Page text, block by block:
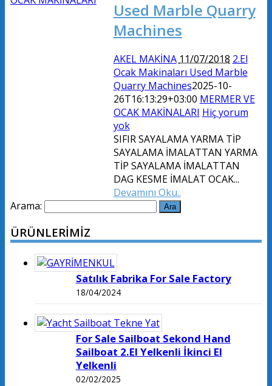
Used Marble Quarry
Machines
AKEL MAKİNA 11/07/2018 2.El
Ocak Makinaları Used Marble
Quarry Machines2025-10-
26T16:13:29+03:00 MERMER VE
OCAK MAKİNALARI Hiç yorum
yok
SIFIR SAYALAMA YARMA TİP
SAYALAMA İMALATTAN YARMA
TİP SAYALAMA İMALATTAN
DAG KESME İMALAT OCAK...
Devamını Oku..
Arama:
ÜRÜNLERİMİZ
Satılık Fabrika For Sale Factory
18/04/2024
For Sale Sailboat Sekond Hand
Sailboat 2.El Yelkenli İkinci El
Yelkenli
02/02/2025